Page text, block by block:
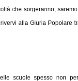
che sorgeranno,
alla Giuria Popolare
scuole spesso non